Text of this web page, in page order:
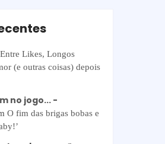
Entre Likes, Longos
(e outras coisas) depois
no jogo... -
O fim das brigas bobas e